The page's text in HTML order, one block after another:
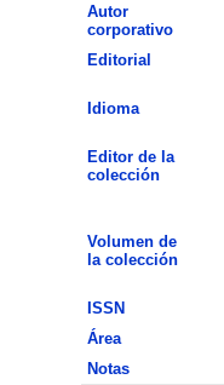
Autor
corporativo
Editorial
Idioma
Editor de la
colección
Volumen de
la colección
ISSN
Área
Notas